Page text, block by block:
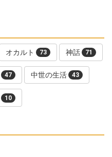
オカルト 73 神話 71
47 中世の生活 43
10